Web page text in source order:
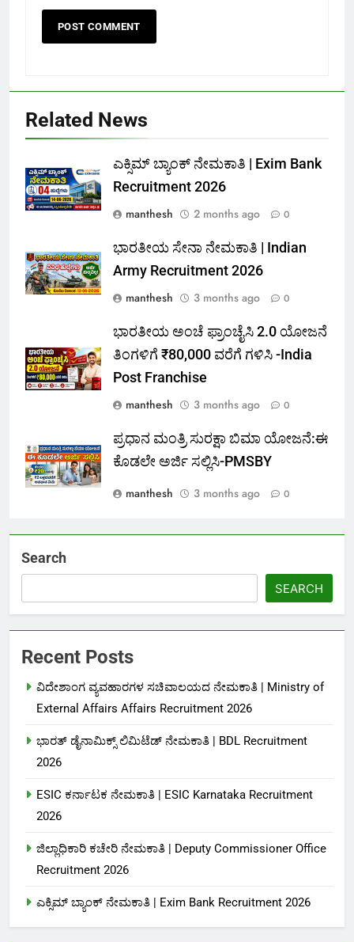
Related News
ಎಕ್ಸಿಮ್ ಬ್ಯಾಂಕ್ ನೇಮಕಾತಿ |‌ Exim Bank
Recruitment 2026
manthesh
2 months ago 0
ಭಾರತೀಯ ಸೇನಾ ನೇಮಕಾತಿ | Indian
Army Recruitment 2026
manthesh
3 months ago 0
ಭಾರತೀಯ ಅಂಚೆ ಫ್ರಾಂಚೈಸಿ 2.0 ಯೋಜನೆ
ತಿಂಗಳಿಗೆ ₹80,000 ವರೆಗೆ ಗಳಿಸಿ -India
Post Franchise
manthesh
3 months ago 0
ಪ್ರಧಾನ ಮಂತ್ರಿ ಸುರಕ್ಷಾ ಬಿಮಾ ಯೋಜನೆ:ಈ
ಕೊಡಲೇ ಅರ್ಜಿ ಸಲ್ಲಿಸಿ-PMSBY
manthesh
3 months ago 0
Search
SEARCH
Recent Posts
ವಿದೇಶಾಂಗ ವ್ಯವಹಾರಗಳ ಸಚಿವಾಲಯದ ನೇಮಕಾತಿ | Ministry of
External Affairs Affairs Recruitment 2026
ಭಾರತ್ ಡೈನಾಮಿಕ್ಸ್ ಲಿಮಿಟೆಡ್ ನೇಮಕಾತಿ | BDL Recruitment
2026
ESIC ಕರ್ನಾಟಕ ನೇಮಕಾತಿ | ESIC Karnataka Recruitment
2026
ಜಿಲ್ಲಾಧಿಕಾರಿ ಕಚೇರಿ ನೇಮಕಾತಿ | Deputy Commissioner Office
Recruitment 2026
ಎಕ್ಸಿಮ್ ಬ್ಯಾಂಕ್ ನೇಮಕಾತಿ |‌ Exim Bank Recruitment 2026